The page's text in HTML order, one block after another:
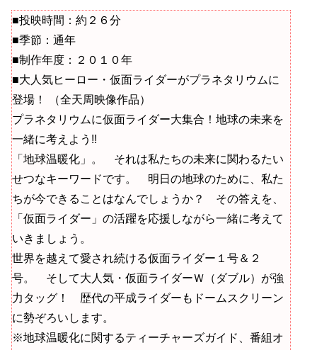
■投映時間：約２６分
■季節：通年
■制作年度：２０１０年
■大人気ヒーロー・仮面ライダーがプラネタリウムに
登場！ （全天周映像作品）
プラネタリウムに仮面ライダー大集合！地球の未来を
一緒に考えよう!!
「地球温暖化」。 それは私たちの未来に関わるたい
せつなキーワードです。 明日の地球のために、私た
ちが今できることはなんでしょうか？ その答えを、
「仮面ライダー」の活躍を応援しながら一緒に考えて
いきましょう。
世界を越えて愛され続ける仮面ライダー１号＆２
号。 そして大人気・仮面ライダーＷ（ダブル）が強
力タッグ！ 歴代の平成ライダーもドームスクリーン
に勢ぞろいします。
※地球温暖化に関するティーチャーズガイド、番組オ